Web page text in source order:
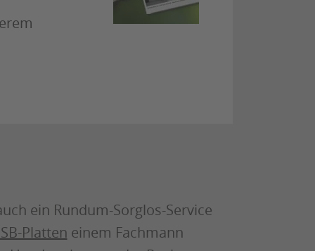
ein Rundum-Sorglos-Service
Platten einem Fachmann